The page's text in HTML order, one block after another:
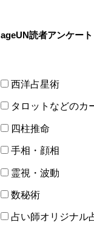
ageUN読者アンケート
西洋占星術
タロットなどのカ
四柱推命
手相・顔相
霊視・波動
数秘術
占い師オリジナル